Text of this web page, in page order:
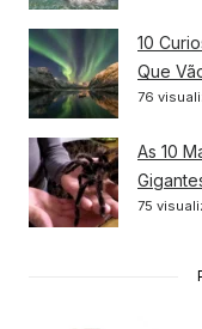
10
Que
76
As 10
75